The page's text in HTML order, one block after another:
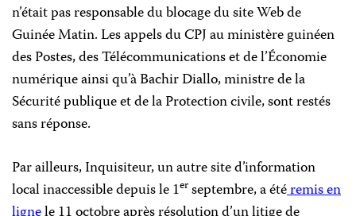
n’était pas responsable du blocage du site Web de
Guinée Matin. Les appels du CPJ au ministère guinéen
des Postes, des Télécommunications et de l’Économie
numérique ainsi qu’à Bachir Diallo, ministre de la
Sécurité publique et de la Protection civile, sont restés
sans réponse.
Par ailleurs, Inquisiteur, un autre site d’information
local inaccessible depuis le 1erseptembre, a étéremis en